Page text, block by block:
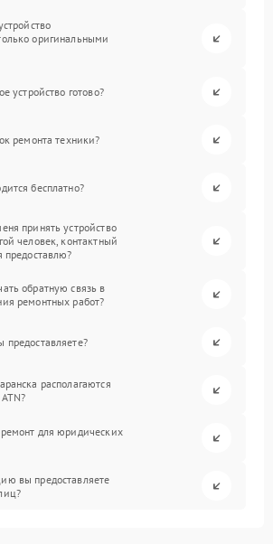
оригинальными
устройство готово?
ремонта техники?
бесплатно?
принять устройство
человек, контактный
предоставлю?
обратную связь в
ремонтных работ?
располагаются
для юридических
вы предоставляете